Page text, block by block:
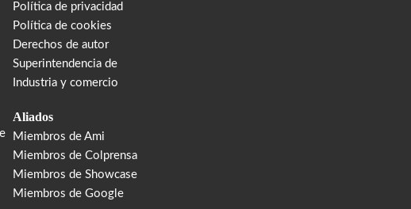
Política de privacidad
Política de cookies
Derechos de autor
Superintendencia de
Industria y comercio
Aliados
Miembros de Ami
Miembros de Colprensa
Miembros de Showcase
Miembros de Google